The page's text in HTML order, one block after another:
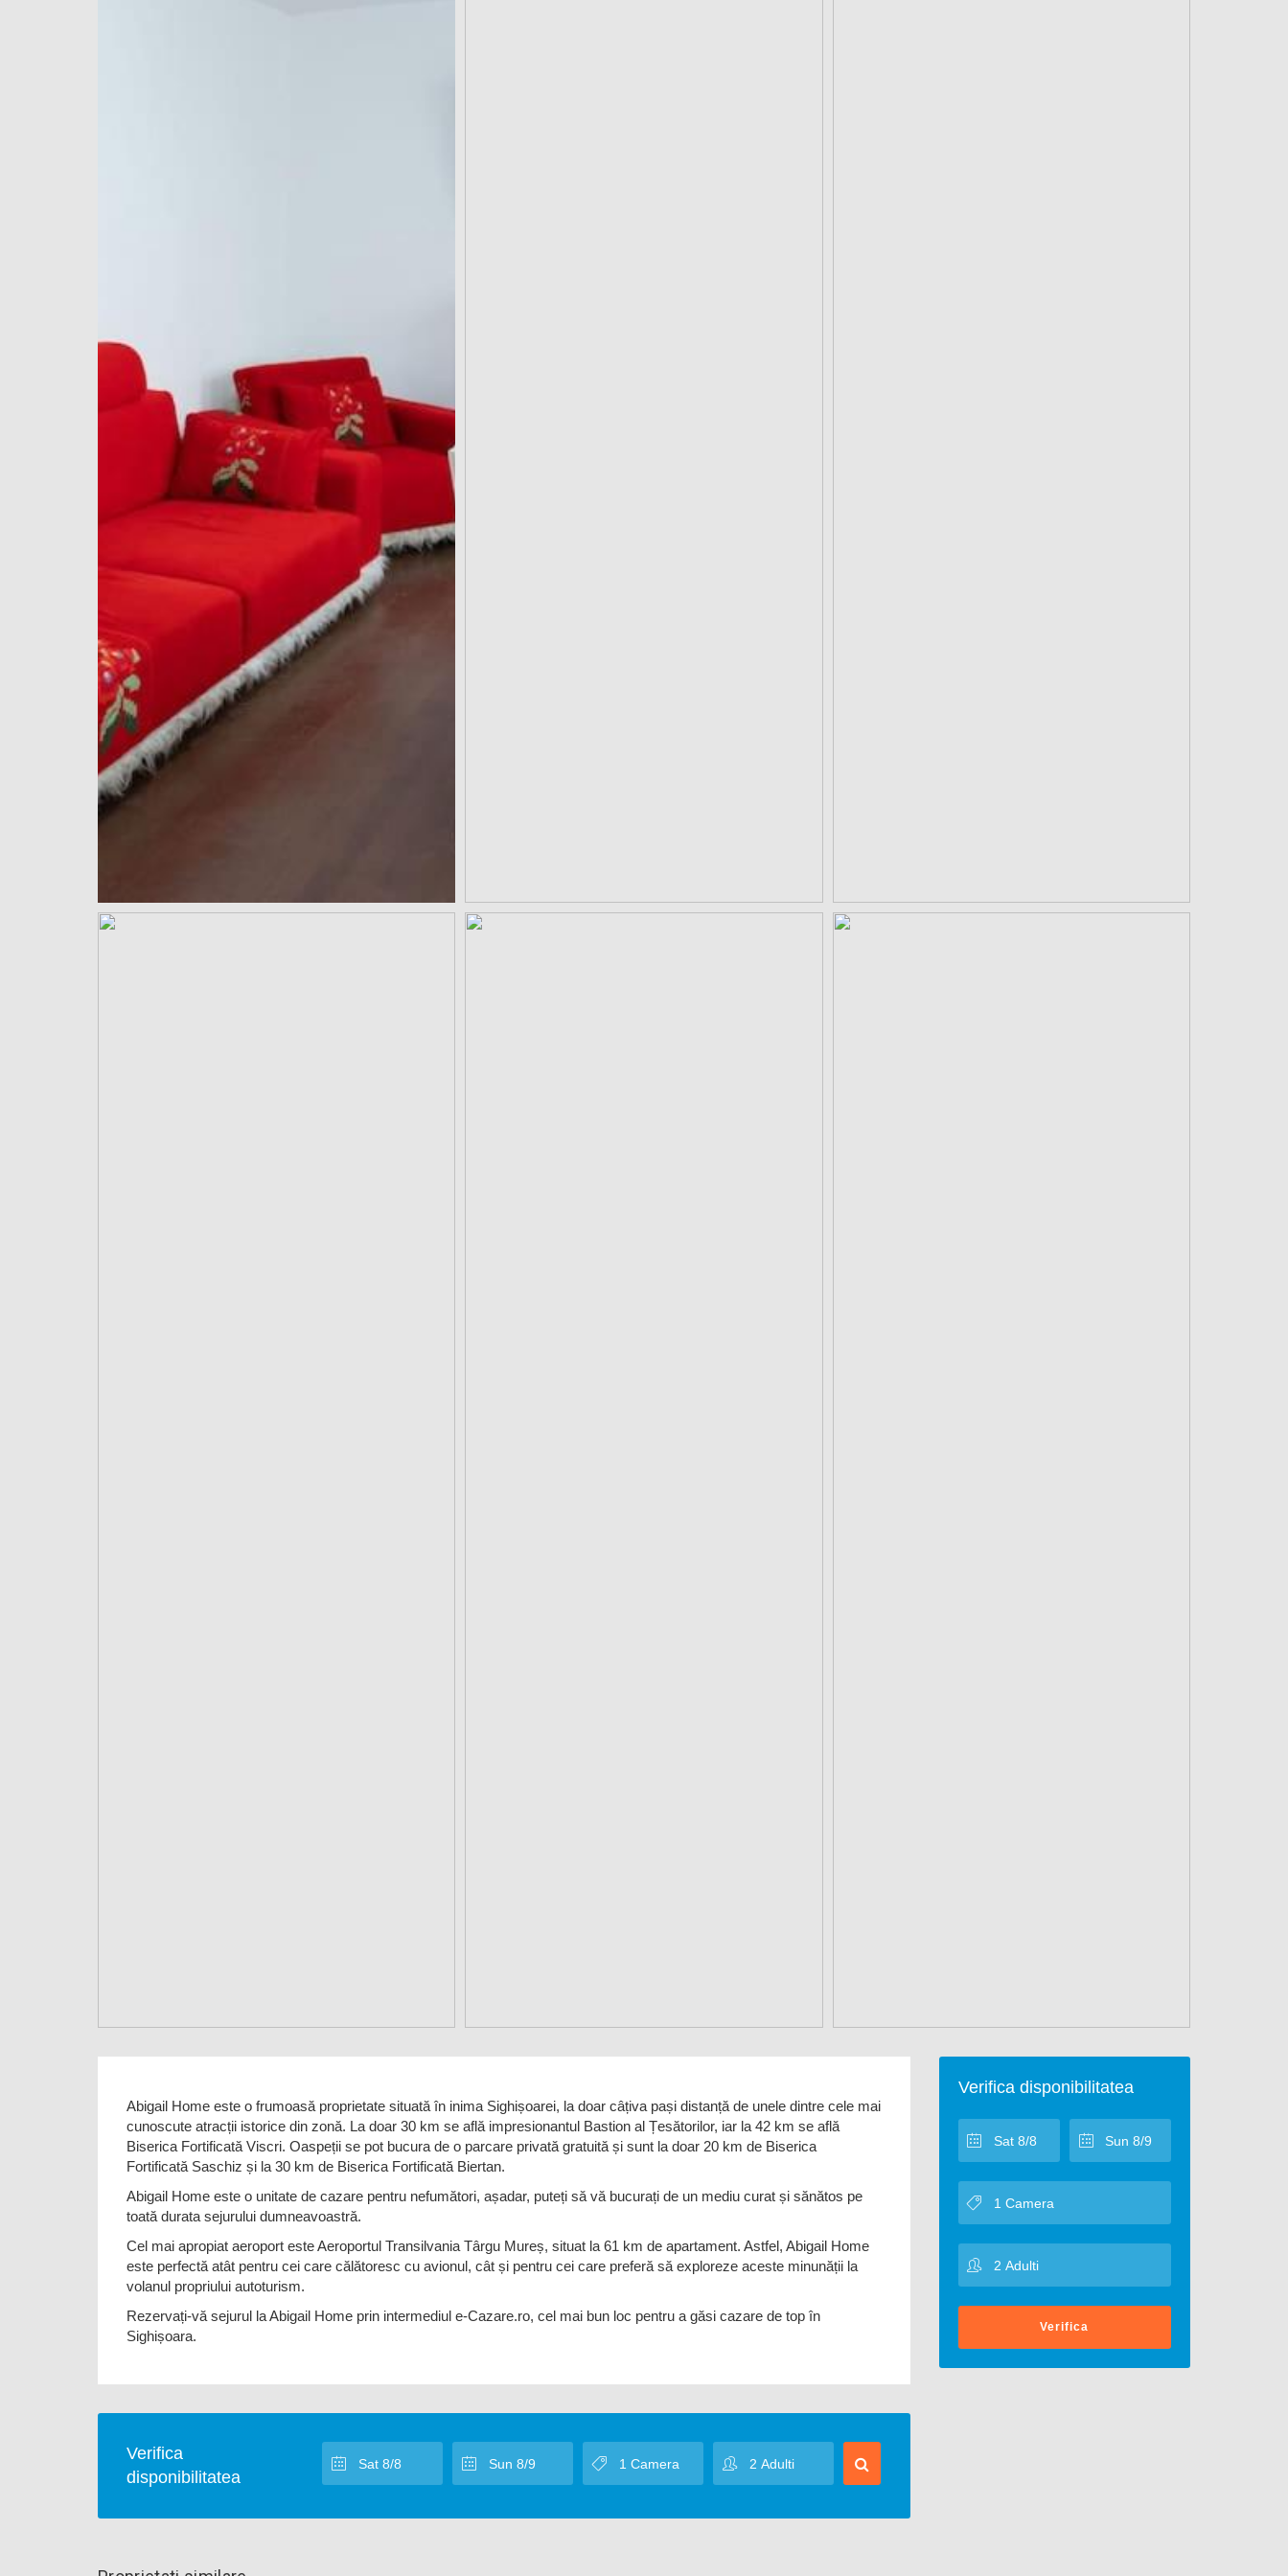
Verifica disponibilitatea
Verifica
Abigail Home este o frumoasă proprietate situată în inima Sighișoarei, la doar câțiva pași distanță de unele dintre cele mai
cunoscute atracții istorice din zonă. La doar 30 km se află impresionantul Bastion al Țesătorilor, iar la 42 km se află
Biserica Fortificată Viscri. Oaspeții se pot bucura de o parcare privată gratuită și sunt la doar 20 km de Biserica
Fortificată Saschiz și la 30 km de Biserica Fortificată Biertan.
Abigail Home este o unitate de cazare pentru nefumători, așadar, puteți să vă bucurați de un mediu curat și sănătos pe
toată durata sejurului dumneavoastră.
Cel mai apropiat aeroport este Aeroportul Transilvania Târgu Mureș, situat la 61 km de apartament. Astfel, Abigail Home
este perfectă atât pentru cei care călătoresc cu avionul, cât și pentru cei care preferă să exploreze aceste minunății la
volanul propriului autoturism.
Rezervați-vă sejurul la Abigail Home prin intermediul e-Cazare.ro, cel mai bun loc pentru a găsi cazare de top în
Sighișoara.
Verifica
disponibilitatea